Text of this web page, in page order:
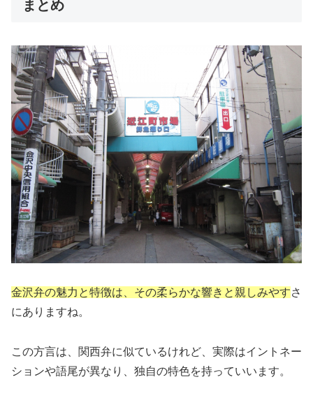
まとめ
金沢弁の魅力と特徴は、その柔らかな響きと親しみやすさ
にありますね。
この方言は、関西弁に似ているけれど、実際はイントネー
ションや語尾が異なり、独自の特色を持っていいます。